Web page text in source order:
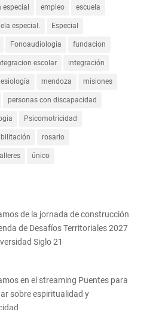
especial empleo escuela
especial. Especial
Fonoaudiología fundacion
escolar integración
mendoza misiones
personas con discapacidad
Psicomotricidad
rosario
único
de la jornada de construcción
de Desafíos Territoriales 2027
Siglo 21
en el streaming Puentes para
sobre espiritualidad y